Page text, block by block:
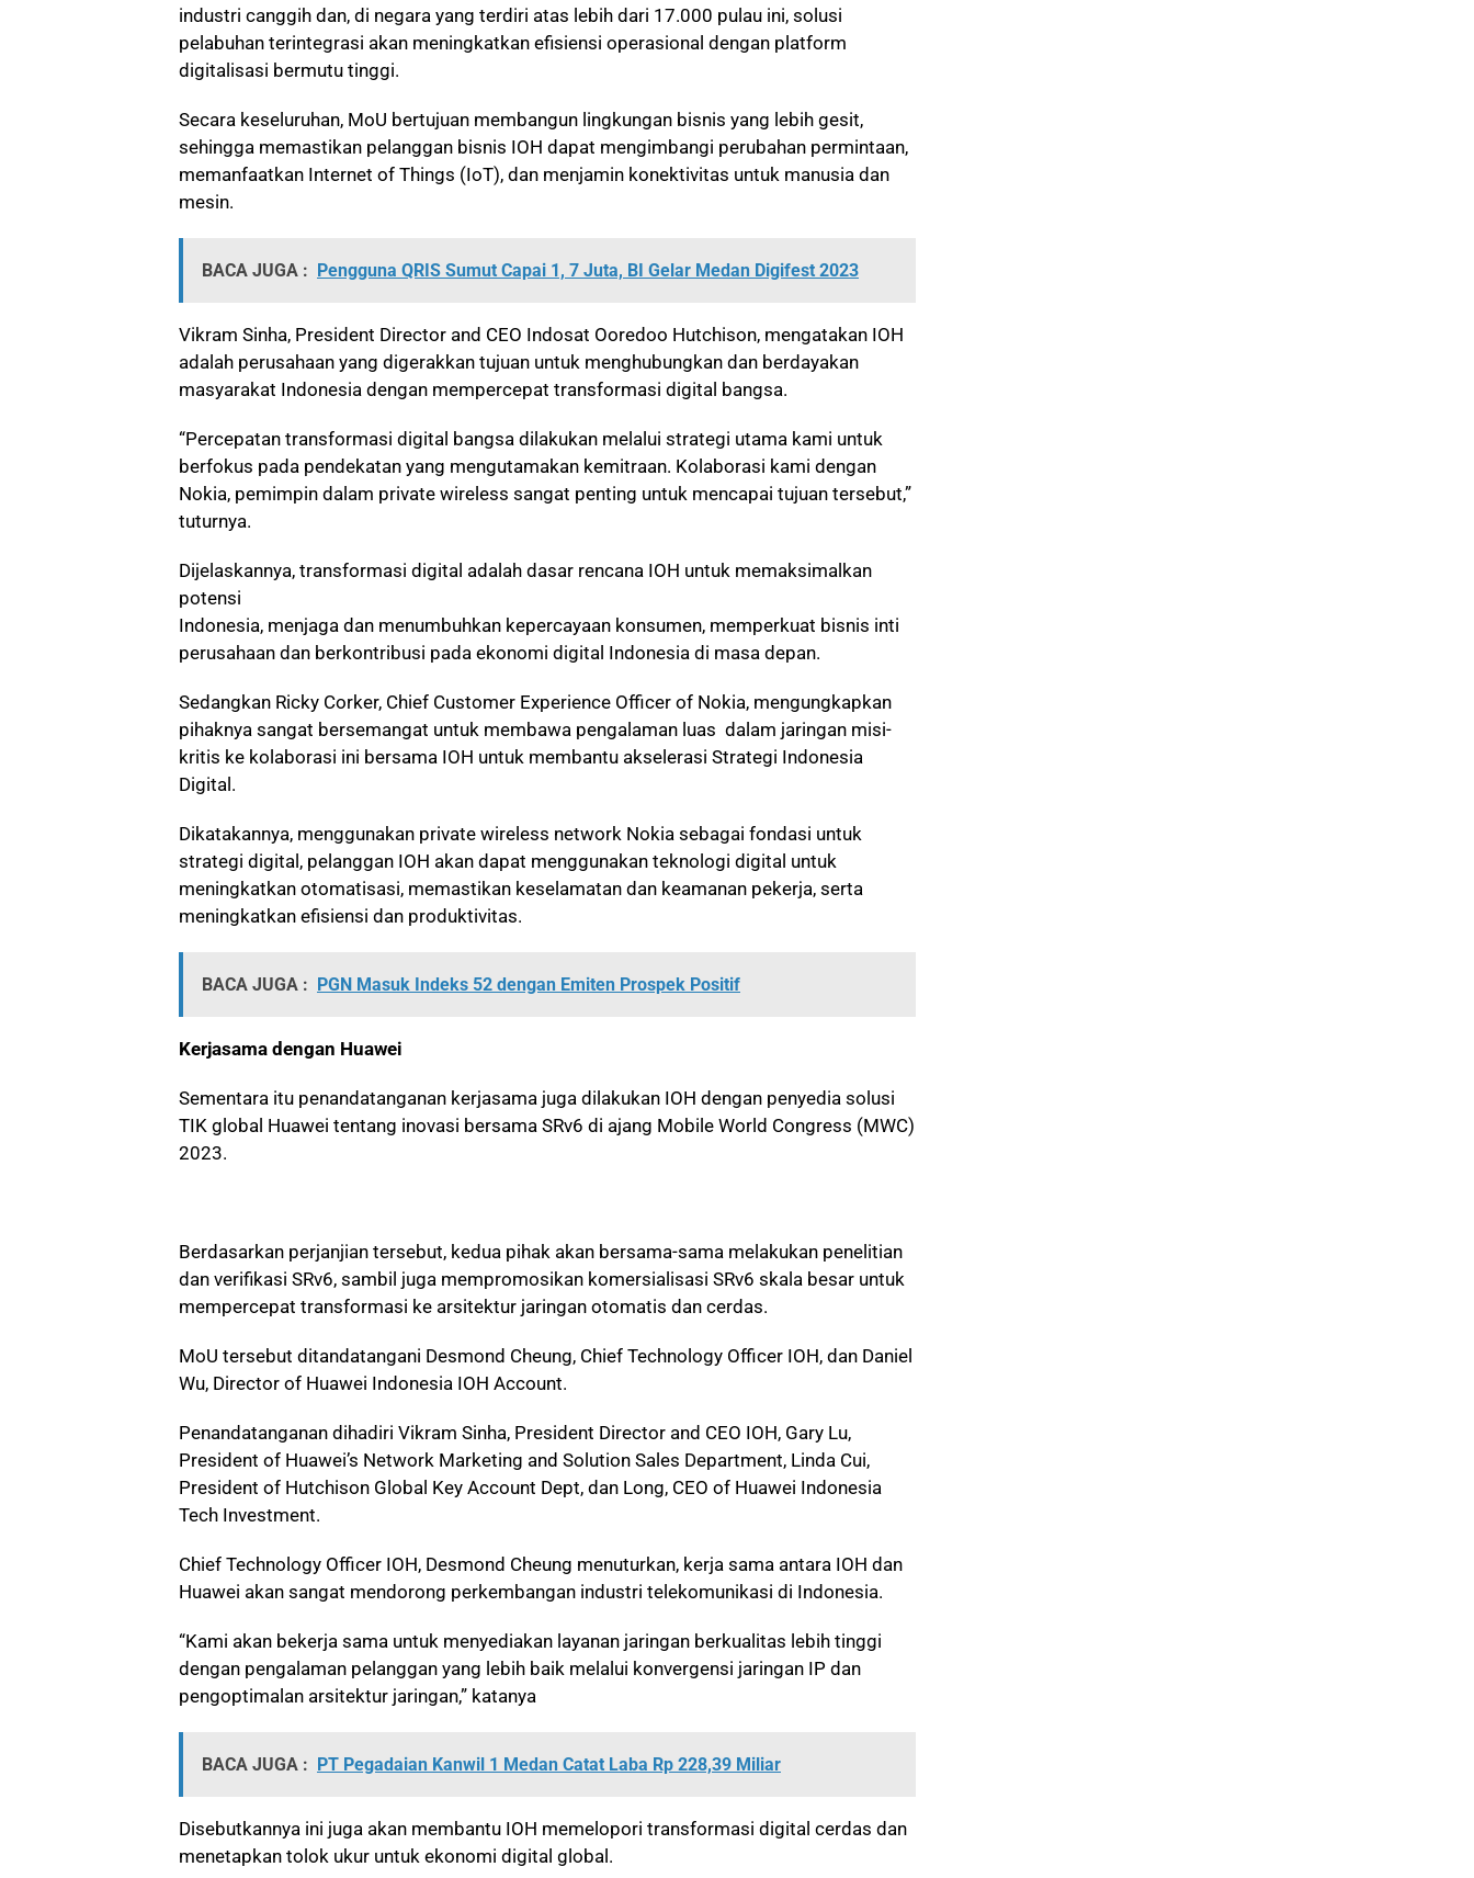
industri canggih dan, di negara yang terdiri atas lebih dari 17.000 pulau ini, solusi
pelabuhan terintegrasi akan meningkatkan efisiensi operasional dengan platform
digitalisasi bermutu tinggi.
Secara keseluruhan, MoU bertujuan membangun lingkungan bisnis yang lebih gesit,
sehingga memastikan pelanggan bisnis IOH dapat mengimbangi perubahan permintaan,
memanfaatkan Internet of Things (IoT), dan menjamin konektivitas untuk manusia dan
mesin.
BACA JUGA : Pengguna QRIS Sumut Capai 1, 7 Juta, BI Gelar Medan Digifest 2023
Vikram Sinha, President Director and CEO Indosat Ooredoo Hutchison, mengatakan IOH
adalah perusahaan yang digerakkan tujuan untuk menghubungkan dan berdayakan
masyarakat Indonesia dengan mempercepat transformasi digital bangsa.
“Percepatan transformasi digital bangsa dilakukan melalui strategi utama kami untuk
berfokus pada pendekatan yang mengutamakan kemitraan. Kolaborasi kami dengan
Nokia, pemimpin dalam private wireless sangat penting untuk mencapai tujuan tersebut,”
tuturnya.
Dijelaskannya, transformasi digital adalah dasar rencana IOH untuk memaksimalkan
potensi
Indonesia, menjaga dan menumbuhkan kepercayaan konsumen, memperkuat bisnis inti
perusahaan dan berkontribusi pada ekonomi digital Indonesia di masa depan.
Sedangkan Ricky Corker, Chief Customer Experience Officer of Nokia, mengungkapkan
pihaknya sangat bersemangat untuk membawa pengalaman luas dalam jaringan misi-
kritis ke kolaborasi ini bersama IOH untuk membantu akselerasi Strategi Indonesia
Digital.
Dikatakannya, menggunakan private wireless network Nokia sebagai fondasi untuk
strategi digital, pelanggan IOH akan dapat menggunakan teknologi digital untuk
meningkatkan otomatisasi, memastikan keselamatan dan keamanan pekerja, serta
meningkatkan efisiensi dan produktivitas.
BACA JUGA : PGN Masuk Indeks 52 dengan Emiten Prospek Positif
Kerjasama dengan Huawei
Sementara itu penandatanganan kerjasama juga dilakukan IOH dengan penyedia solusi
TIK global Huawei tentang inovasi bersama SRv6 di ajang Mobile World Congress (MWC)
2023.
Berdasarkan perjanjian tersebut, kedua pihak akan bersama-sama melakukan penelitian
dan verifikasi SRv6, sambil juga mempromosikan komersialisasi SRv6 skala besar untuk
mempercepat transformasi ke arsitektur jaringan otomatis dan cerdas.
MoU tersebut ditandatangani Desmond Cheung, Chief Technology Officer IOH, dan Daniel
Wu, Director of Huawei Indonesia IOH Account.
Penandatanganan dihadiri Vikram Sinha, President Director and CEO IOH, Gary Lu,
President of Huawei’s Network Marketing and Solution Sales Department, Linda Cui,
President of Hutchison Global Key Account Dept, dan Long, CEO of Huawei Indonesia
Tech Investment.
Chief Technology Officer IOH, Desmond Cheung menuturkan, kerja sama antara IOH dan
Huawei akan sangat mendorong perkembangan industri telekomunikasi di Indonesia.
“Kami akan bekerja sama untuk menyediakan layanan jaringan berkualitas lebih tinggi
dengan pengalaman pelanggan yang lebih baik melalui konvergensi jaringan IP dan
pengoptimalan arsitektur jaringan,” katanya
BACA JUGA : PT Pegadaian Kanwil 1 Medan Catat Laba Rp 228,39 Miliar
Disebutkannya ini juga akan membantu IOH memelopori transformasi digital cerdas dan
menetapkan tolok ukur untuk ekonomi digital global.